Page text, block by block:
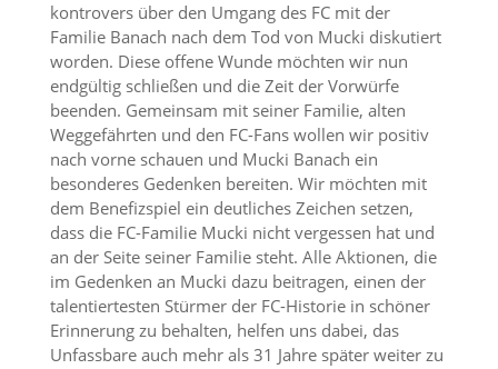
kontrovers über den Umgang des FC mit der
Familie Banach nach dem Tod von Mucki diskutiert
worden. Diese offene Wunde möchten wir nun
endgültig schließen und die Zeit der Vorwürfe
beenden. Gemeinsam mit seiner Familie, alten
Weggefährten und den FC-Fans wollen wir positiv
nach vorne schauen und Mucki Banach ein
besonderes Gedenken bereiten. Wir möchten mit
dem Benefizspiel ein deutliches Zeichen setzen,
dass die FC-Familie Mucki nicht vergessen hat und
an der Seite seiner Familie steht. Alle Aktionen, die
im Gedenken an Mucki dazu beitragen, einen der
talentiertesten Stürmer der FC-Historie in schöner
Erinnerung zu behalten, helfen uns dabei, das
Unfassbare auch mehr als 31 Jahre später weiter zu